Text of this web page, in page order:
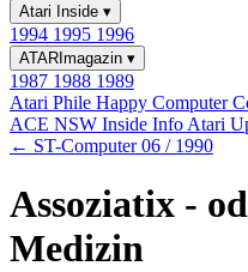
Atari Inside ▾
1994 1995 1996
ATARImagazin ▾
1987 1988 1989
Atari Phile Happy Computer
ACE NSW Inside Info Atari
← ST-Computer 06 / 1990
Assoziatix -
Medizin